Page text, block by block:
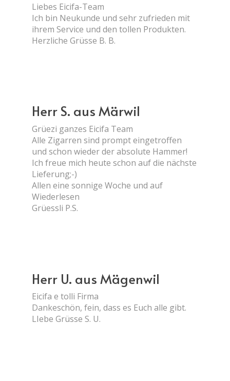
Liebes Eicifa-Team
Ich bin Neukunde und sehr zufrieden mit
ihrem Service und den tollen Produkten.
Herzliche Grüsse B. B.
Herr S. aus Märwil
Grüezi ganzes Eicifa Team
Alle Zigarren sind prompt eingetroffen
und schon wieder der absolute Hammer!
Ich freue mich heute schon auf die nächste
Lieferung;-)
Allen eine sonnige Woche und auf
Wiederlesen
Grüessli P.S.
Herr U. aus Mägenwil
Eicifa e tolli Firma
Dankeschön, fein, dass es Euch alle gibt.
LIebe Grüsse S. U.